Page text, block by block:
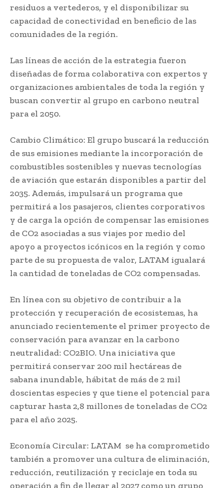
residuos a vertederos, y el disponibilizar su
capacidad de conectividad en beneficio de las
comunidades de la región.
Las líneas de acción de la estrategia fueron
diseñadas de forma colaborativa con expertos y
organizaciones ambientales de toda la región y
buscan convertir al grupo en carbono neutral
para el 2050.
Cambio Climático: El grupo buscará la reducción
de sus emisiones mediante la incorporación de
combustibles sostenibles y nuevas tecnologías
de aviación que estarán disponibles a partir del
2035. Además, impulsará un programa que
permitirá a los pasajeros, clientes corporativos
y de carga la opción de compensar las emisiones
de CO2 asociadas a sus viajes por medio del
apoyo a proyectos icónicos en la región y como
parte de su propuesta de valor, LATAM igualará
la cantidad de toneladas de CO2 compensadas.
En línea con su objetivo de contribuir a la
protección y recuperación de ecosistemas, ha
anunciado recientemente el primer proyecto de
conservación para avanzar en la carbono
neutralidad: CO2BIO. Una iniciativa que
permitirá conservar 200 mil hectáreas de
sabana inundable, hábitat de más de 2 mil
doscientas especies y que tiene el potencial para
capturar hasta 2,8 millones de toneladas de CO2
para el año 2025.
Economía Circular: LATAM se ha comprometido
también a promover una cultura de eliminación,
reducción, reutilización y reciclaje en toda su
operación a fin de llegar al 2027 como un grupo